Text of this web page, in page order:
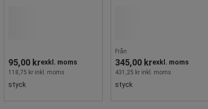
95,00 krexkl. moms
118,75 kr inkl. moms
styck
Från
345,00 krexkl. moms
431,25 kr inkl. moms
styck